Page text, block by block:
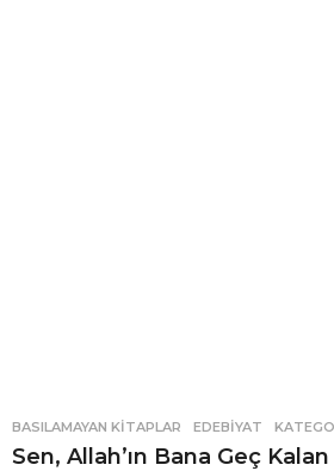
BASILAMAYAN KITAPLAR ,EDEBIYAT ,
Sen, Allah’ın Bana Geç